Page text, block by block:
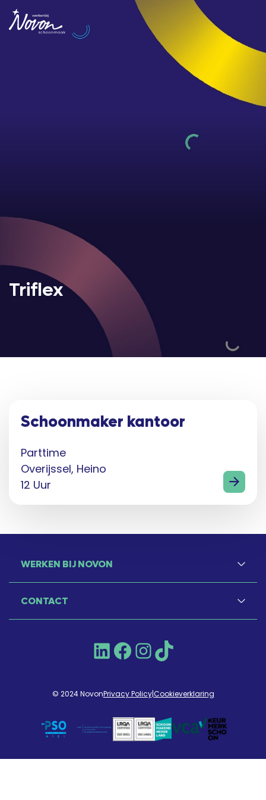
Triflex
Schoonmaker kantoor
Parttime
Overijssel, Heino
12 Uur
WERKEN BIJ NOVON
CONTACT
LinkedInFacebookInstagram
TikTok
© 2024 NovonPrivacy Policy|Cookieverklaring